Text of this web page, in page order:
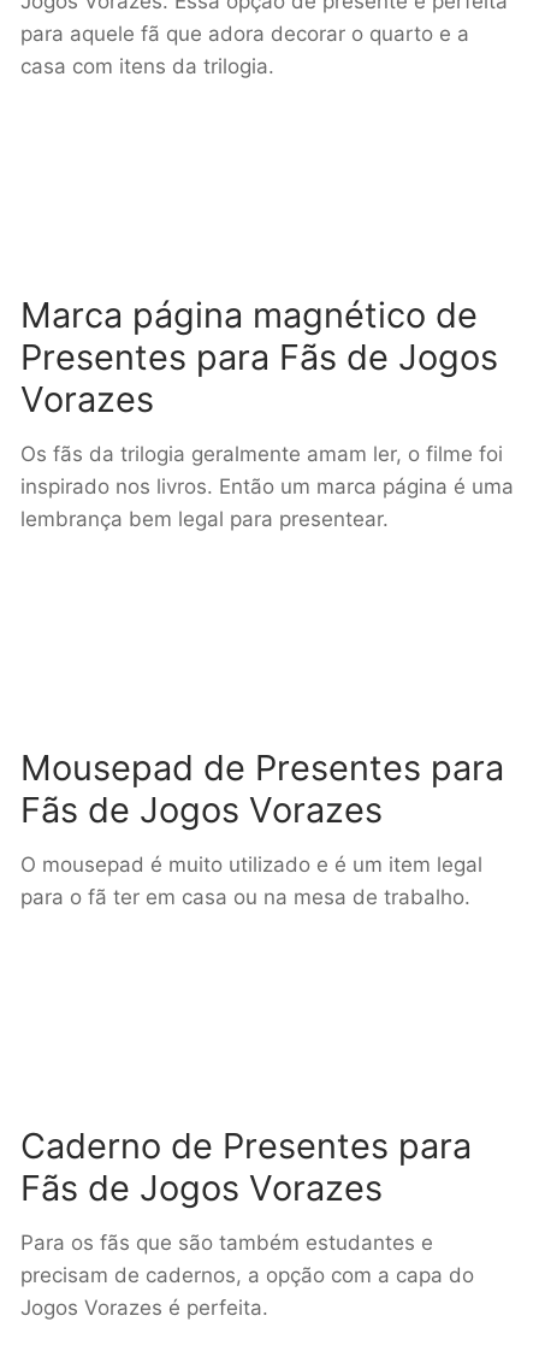
para aquele fã que adora decorar o quarto e a
casa com itens da trilogia.
Marca página magnético de
Presentes para Fãs de Jogos
Vorazes
Os fãs da trilogia geralmente amam ler, o filme foi
inspirado nos livros. Então um marca página é uma
lembrança bem legal para presentear.
Mousepad de Presentes para
Fãs de Jogos Vorazes
O mousepad é muito utilizado e é um item legal
para o fã ter em casa ou na mesa de trabalho.
Caderno de Presentes para
Fãs de Jogos Vorazes
Para os fãs que são também estudantes e
precisam de cadernos, a opção com a capa do
Jogos Vorazes é perfeita.